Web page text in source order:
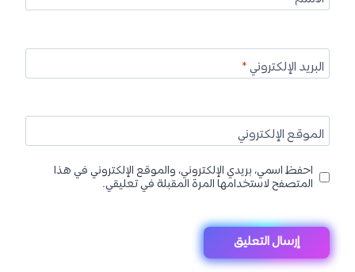
البريد الإلكتروني*
الموقع الإلكتروني
احفظ اسمي، بريدي الإلكتروني، والموقع الإلكتروني في هذا
المتصفح لاستخدامها المرة المقبلة في تعليقي.